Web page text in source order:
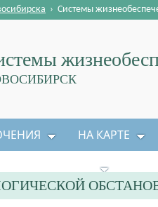
› Системы
НА КАРТЕ